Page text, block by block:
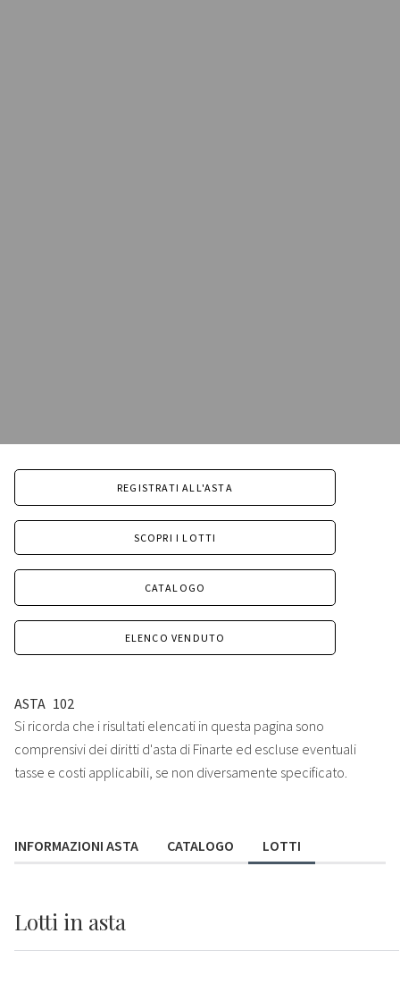
REGISTRATI ALL'ASTA
SCOPRI I LOTTI
CATALOGO
ELENCO VENDUTO
ASTA 102
Si ricorda che i risultati elencati in questa pagina sono
comprensivi dei diritti d'asta di Finarte ed escluse eventuali
tasse e costi applicabili, se non diversamente specificato.
INFORMAZIONI ASTA CATALOGO LOTTI
Lotti in asta